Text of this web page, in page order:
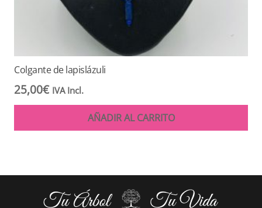
Colgante de lapislázuli
25,00€ IVA Incl.
AÑADIR AL CARRITO